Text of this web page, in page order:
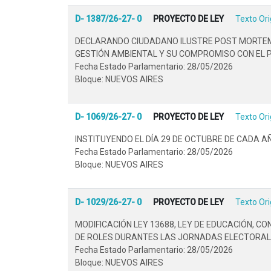
D- 1387/26-27- 0 PROYECTO DE LEY Texto
DECLARANDO CIUDADANO ILUSTRE POST
GESTIÓN AMBIENTAL Y SU COMPROMISO CON EL
Fecha Estado Parlamentario: 28/05/2026
Bloque: NUEVOS AIRES
D- 1069/26-27- 0 PROYECTO DE LEY Texto
INSTITUYENDO EL DÍA 29 DE OCTUBRE DE CADA
Fecha Estado Parlamentario: 28/05/2026
Bloque: NUEVOS AIRES
D- 1029/26-27- 0 PROYECTO DE LEY Texto
MODIFICACIÓN LEY 13688, LEY DE EDUCACIÓN,
DE ROLES DURANTES LAS JORNADAS
Fecha Estado Parlamentario: 28/05/2026
Bloque: NUEVOS AIRES